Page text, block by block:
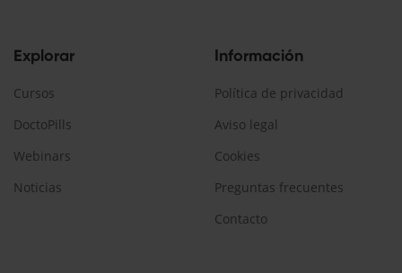
Explorar
Cursos
DoctoPills
Webinars
Noticias
Información
Política de privacidad
Aviso legal
Cookies
Preguntas frecuentes
Contacto